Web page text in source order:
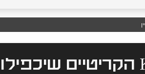
המטריקס הדיגיטלי: 3 מדדי ה-KPI הקריטיים שיכפילו